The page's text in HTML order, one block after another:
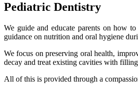
Pediatric Dentistry
We guide and educate parents on how
guidance on nutrition and oral hygiene
We focus on preserving oral health,
decay and treat existing cavities with
All of this is provided through a